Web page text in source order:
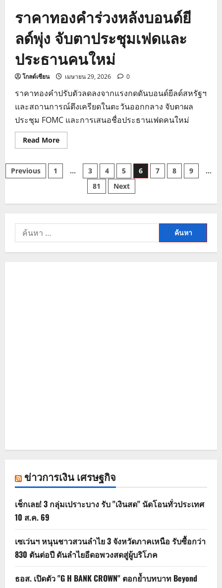
ราคาทองคำร่วงหลังบอนด์ยี
ลด์พุ่ง จับตาประชุมเฟดและ
ประธานคนใหม่
โกลด์เซียน เมษายน 29, 2026 0
ราคาทองคำปรับตัวลดลงจากแรงกดดันบอนด์ยีลด์สหรัฐฯ
และสถานการณ์ตึงเครียดในตะวันออกกลาง จับตาผล
ประชุม FOMC และการเสนอชื่อประธานเฟดคนใหม่
Read MoreRead
more
หลัง
ลด์
ประชุม
ประธาน
คน
Posts
Previous 1 … 3 4 5 6 7 8 9
…
81
Next
ค้นหา
สำหรับ:
ข่าวการเงิน เศรษฐกิจ
เช็กเลย! 3 กลุ่มเปราะบาง รับ "เงินสด" นัดโอนทั่วประเทศ
10 ส.ค. 69
เซเว่นฯ หนุนชาวสวนลำไย 3 จังหวัดภาคเหนือ รับซื้อกว่า
830 ตันต่อปี ดันลำไยอีดอพวงสดสู่ผู้บริโภค
ธอส. เปิดตัว "G H BANK CROWN" ตอกย้ำบทบาท Beyond